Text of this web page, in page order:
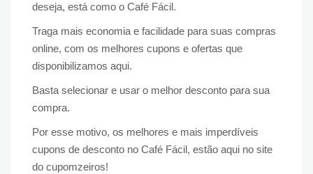
deseja, está como o Café Fácil.
Traga mais economia e facilidade para suas compras
online, com os melhores cupons e ofertas que
disponibilizamos aqui.
Basta selecionar e usar o melhor desconto para sua
compra.
Por esse motivo, os melhores e mais imperdíveis
cupons de desconto no Café Fácil, estão aqui no site
do cupomzeiros!